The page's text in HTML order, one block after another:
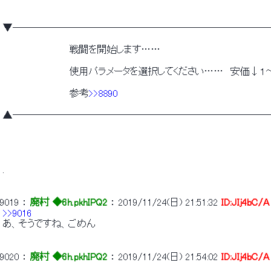
戦闘を開始します……
使用パラメータを選択してください……　安価↓１～
参考>>8890
9019 ： 廃村 ◆6h.pkhIPQ2 ： 2019/11/24(日) 21:51:32 ID:JIj4bC/A
>>9016
あ、そうですね、ごめん
9020 ： 廃村 ◆6h.pkhIPQ2 ： 2019/11/24(日) 21:54:02 ID:JIj4bC/A